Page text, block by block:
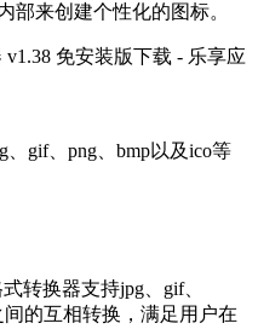
部来创建个性化的图标。
gif、png、bmp以及ico等
转换器支持jpg、gif、
的互相转换，满足用户在